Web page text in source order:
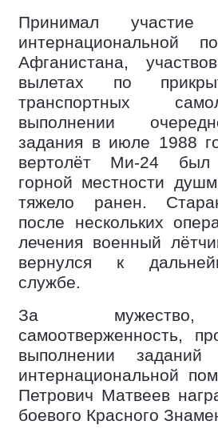
Принимал
интернациональной
Афганистана,
вылетах по
транспортных
выполнении
задания в июле 1988
вертолёт Ми-24 был
горной местности
тяжело ранен.
после нескольких
лечения военный
вернулся к
службе.
За мужество,
самоотверженность,
выполнении
интернациональной
Петрович Матвеев
боевого Красного